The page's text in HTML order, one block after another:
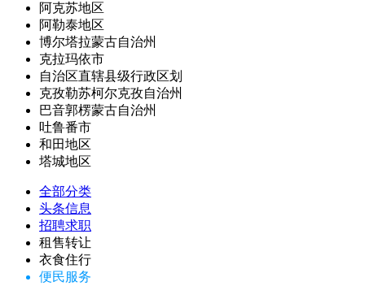
阿克苏地区
阿勒泰地区
博尔塔拉蒙古自治州
克拉玛依市
自治区直辖县级行政区划
克孜勒苏柯尔克孜自治州
巴音郭楞蒙古自治州
吐鲁番市
和田地区
塔城地区
全部分类
头条信息
招聘求职
租售转让
衣食住行
便民服务